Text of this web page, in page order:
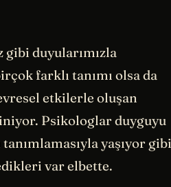
gibi duyularımızla
farklı tanımı olsa da
etkilerle oluşan
Psikologlar duyguyu
yaşıyor gibi
var elbette.